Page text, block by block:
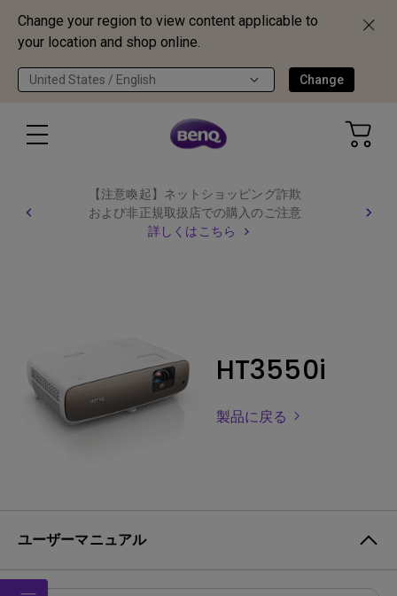
Change your region to view content applicable to
your location and shop online.
United States / English Change
【注意喚起】ネットショッピング詐欺
および非正規取扱店での購入のご注意
詳しくはこちら
HT3550i
製品に戻る
ユーザーマニュアル